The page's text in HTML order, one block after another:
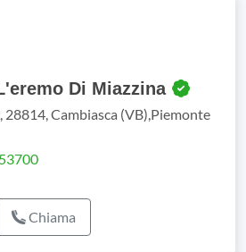
Di Miazzina
28814, Cambiasca (VB),Piemonte
Chiama